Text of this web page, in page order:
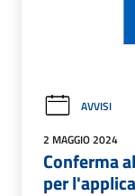
AVVISI
2 MAGGIO 2024
Conferma
per